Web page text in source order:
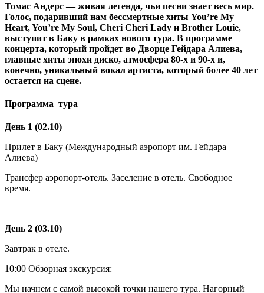
Томас Андерс — живая легенда, чьи песни знает весь мир.
Голос, подаривший нам бессмертные хиты You’re My
Heart, You’re My Soul, Cheri Cheri Lady и Brother Louie,
выступит в Баку в рамках нового тура. В программе
концерта, который пройдет во Дворце Гейдара Алиева,
главные хиты эпохи диско, атмосфера 80-х и 90-х и,
конечно, уникальный вокал артиста, который более 40 лет
остается на сцене.
Программа тура
День 1 (02.10)
Прилет в Баку (Международный аэропорт им. Гейдара
Алиева)
Трансфер аэропорт-отель. Заселение в отель. Свободное
время.
День 2 (03.10)
Завтрак в отеле.
10:00 Обзорная экскурсия:
Мы начнем с самой высокой точки нашего тура. Нагорный